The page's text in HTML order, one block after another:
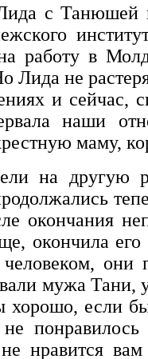
с
на работу в
Лида не
и сейчас,
наши
маму,
на другую
окончания
окончила
мужа Тани,
хорошо, если
нравится